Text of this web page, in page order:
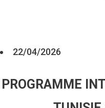
22/04/2026
PROGRAMME